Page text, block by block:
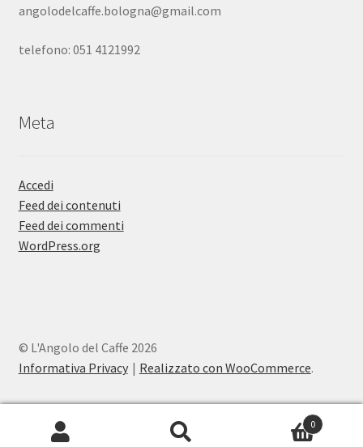
angolodelcaffe.bologna@gmail.com
telefono: 051 4121992
Meta
Accedi
Feed dei contenuti
Feed dei commenti
WordPress.org
© L'Angolo del Caffe 2026
Informativa Privacy
Realizzato con WooCommerce.
0